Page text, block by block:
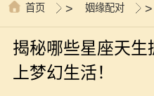
首页 > 姻缘配对 >
揭秘哪些星座天
上梦幻生活！